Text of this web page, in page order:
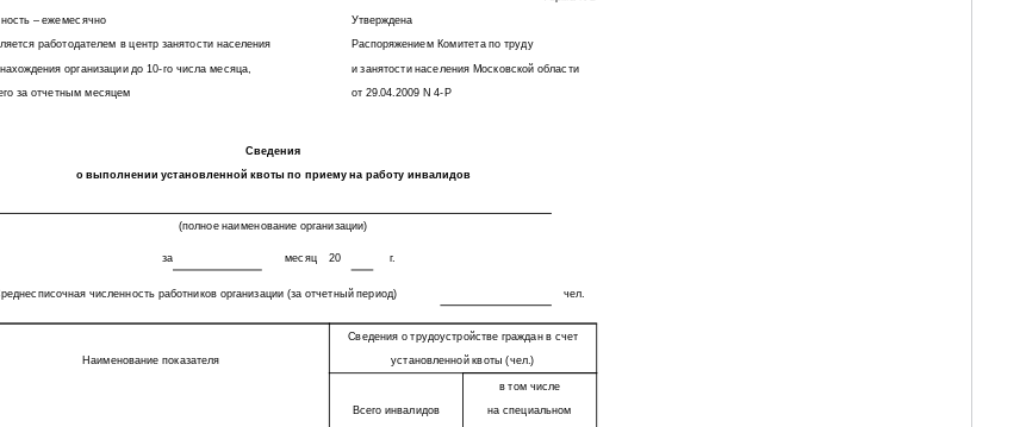
– ежемесячно
Утверждена
работодателем в центр занятости населения Распоряжением Комитета по труду
организации до 10-го числа месяца,
и занятости населения Московской области
за отчетным месяцем
от 29.04.2009 N 4-Р
Сведения
о выполнении установленной квоты по приему на работу инвалидов
(полное наименование организации)
за месяц 20 г.
численность работников организации (за отчетный период) чел.
Наименование показателя
Сведения о трудоустройстве граждан в счет
установленной квоты (чел.)
Всего инвалидов
в том числе
на специальном